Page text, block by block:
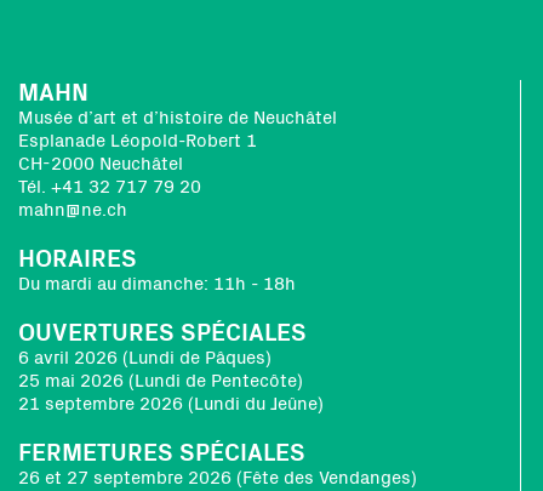
MAHN
Musée d’art et d’histoire de Neuchâtel
Esplanade Léopold-Robert 1
CH-2000 Neuchâtel
Tél. +41 32 717 79 20
mahn@ne.ch
HORAIRES
Du mardi au dimanche: 11h - 18h
OUVERTURES SPÉCIALES
6 avril 2026 (Lundi de Pâques)
25 mai 2026 (Lundi de Pentecôte)
21 septembre 2026 (Lundi du Jeûne)
FERMETURES SPÉCIALES
26 et 27 septembre 2026 (Fête des Vendanges)